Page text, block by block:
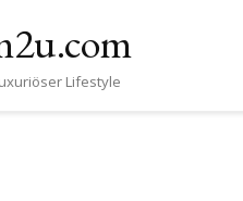
Lifestyle